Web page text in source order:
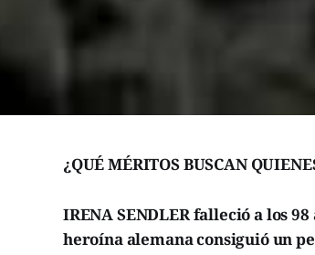
¿QUÉ MÉRITOS BUSCAN
IRENA SENDLER falleció a los
heroína alemana consiguió un